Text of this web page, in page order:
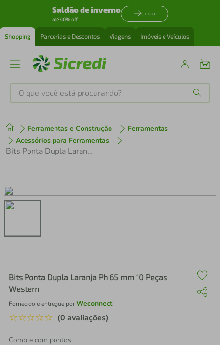
Saldão de inverno
até 40% off
Quero
Shopping Parcerias e Descontos Viagens Imóveis e Veículos
O que você está procurando?
Ferramentas e Construção
Ferramentas
Acessórios para Ferramentas
Bits Ponta Dupla Laranja Ph 65 mm 10 Peças Western
Bits Ponta Dupla Laranja Ph 65 mm 10 Peças
Western
Fornecido e entregue porWeconnect
☆☆☆☆☆ (0 avaliações)
Compre com pontos:
1º tenis